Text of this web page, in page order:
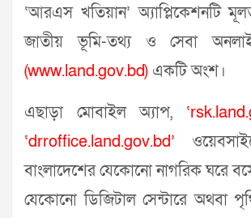
‘আরএস খতিয়ান’ অ্যাপ্লিকেশনটি
জাতীয় ভূমি-তথ্য ও সেবা অনলাইন
(www.land.gov.bd) একটি অংশ।
এছাড়া মোবাইল অ্যাপ, ‘
‘drroffice.land.gov.bd’
বাংলাদেশের যেকোনো নাগরিক ঘরে
যেকোনো ডিজিটাল সেন্টারে অথবা